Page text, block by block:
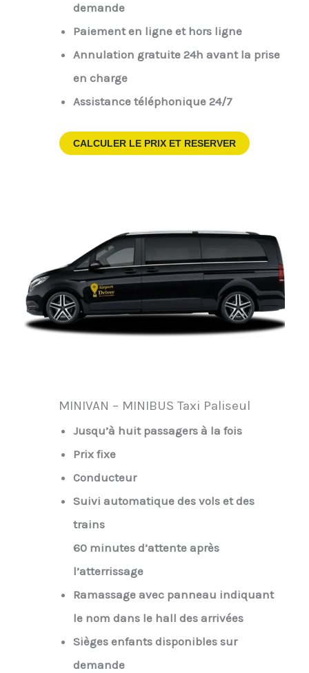
demande
Paiement en ligne et hors ligne
Annulation gratuite 24h avant la prise
en charge
Assistance téléphonique 24/7
CALCULER LE PRIX ET RESERVER
MINIVAN – MINIBUS Taxi Paliseul
Jusqu’à huit passagers à la fois
Prix fixe
Conducteur
Suivi automatique des vols et des
trains
60 minutes d’attente après
l’atterrissage
Ramassage avec panneau indiquant
le nom dans le hall des arrivées
Sièges enfants disponibles sur
demande